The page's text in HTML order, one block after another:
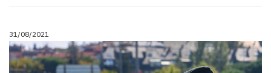
31/08/2021